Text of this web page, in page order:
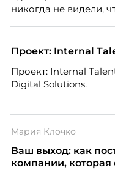
никогда не видели,
Проект: Internal
Проект: Internal
Digital Solutions.
Мария Клочко
Ваш выход: как
компании, которая